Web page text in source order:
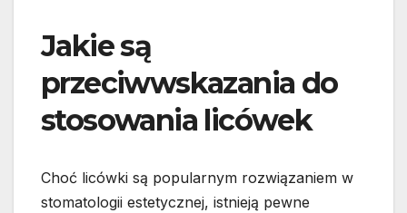
Jakie są
przeciwwskazania do
stosowania licówek
Choć licówki są popularnym rozwiązaniem w
stomatologii estetycznej, istnieją pewne